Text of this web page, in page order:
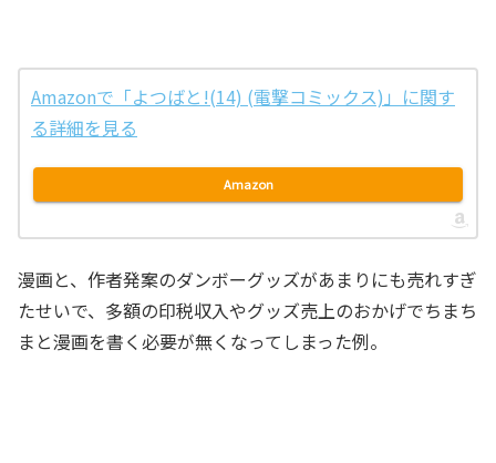
Amazonで「よつばと!(14) (電撃コミックス)」に関す
る詳細を見る
Amazon
漫画と、作者発案のダンボーグッズがあまりにも売れすぎ
たせいで、多額の印税収入やグッズ売上のおかげでちまち
まと漫画を書く必要が無くなってしまった例。